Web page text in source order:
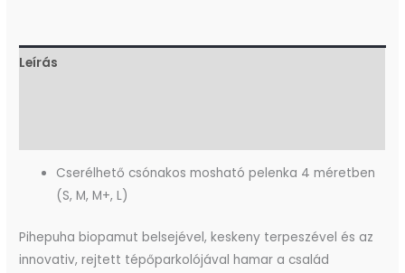
Leírás
Cserélhető csónakos mosható pelenka 4 méretben
(S, M, M+, L)
Pihepuha biopamut belsejével, keskeny terpeszével és az
innovativ, rejtett tépőparkolójával hamar a család